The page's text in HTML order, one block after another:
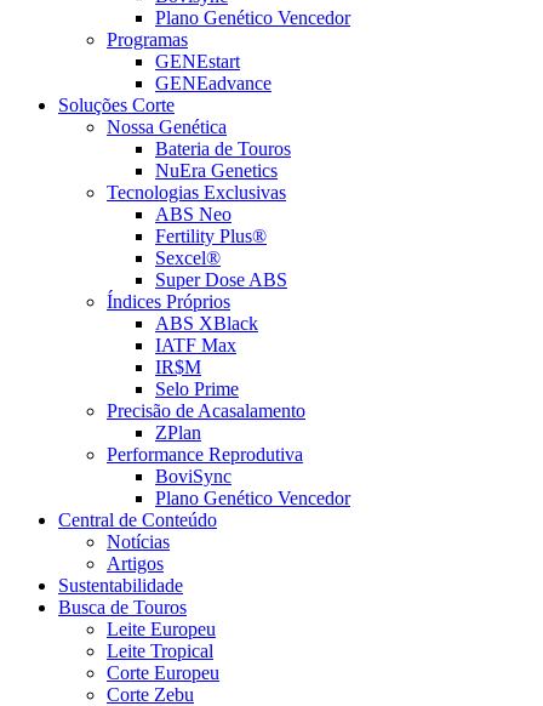
Plano Genético Vencedor
Programas
GENEstart
GENEadvance
Soluções Corte
Nossa Genética
Bateria de Touros
NuEra Genetics
Tecnologias Exclusivas
ABS Neo
Fertility Plus®
Sexcel®
Super Dose ABS
Índices Próprios
ABS XBlack
IATF Max
IR$M
Selo Prime
Precisão de Acasalamento
ZPlan
Performance Reprodutiva
BoviSync
Plano Genético Vencedor
Central de Conteúdo
Notícias
Artigos
Sustentabilidade
Busca de Touros
Leite Europeu
Leite Tropical
Corte Europeu
Corte Zebu